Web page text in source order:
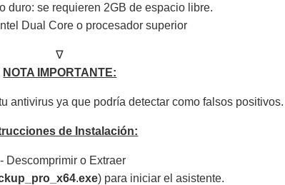
duro: se requieren 2GB de espacio libre.
Dual Core o procesador superior
∇
NOTA IMPORTANTE:
antivirus ya que podría detectar como falsos positivos.
de Instalación:
Descomprimir o Extraer
.exe) para iniciar el asistente.